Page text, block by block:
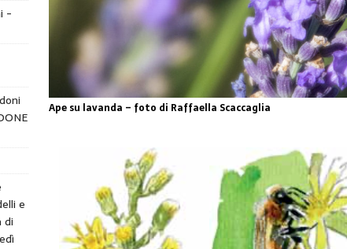
Ape su lavanda – foto di Raffaella Scaccaglia
-
e
di